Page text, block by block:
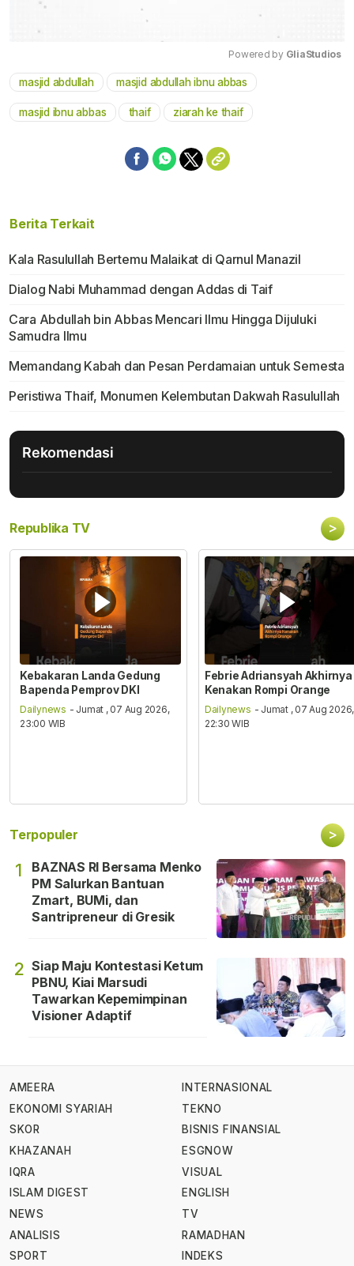
Powered by GliaStudios
masjid abdullah masjid abdullah ibnu abbas
masjid ibnu abbas thaif ziarah ke thaif
Berita Terkait
Kala Rasulullah Bertemu Malaikat di Qarnul Manazil
Dialog Nabi Muhammad dengan Addas di Taif
Cara Abdullah bin Abbas Mencari Ilmu Hingga Dijuluki
Samudra llmu
Memandang Kabah dan Pesan Perdamaian untuk Semesta
Peristiwa Thaif, Monumen Kelembutan Dakwah Rasulullah
Rekomendasi
Republika TV >
Kebakaran Landa Gedung
Bapenda Pemprov DKI
Dailynews - Jumat , 07 Aug 2026,
23:00 WIB
Febrie Adriansyah Akhirnya
Kenakan Rompi Orange
Dailynews - Jumat , 07 Aug 2026,
22:30 WIB
Terpopuler >
1
BAZNAS RI Bersama Menko
PM Salurkan Bantuan
Zmart, BUMi, dan
Santripreneur di Gresik
2 Siap Maju Kontestasi Ketum
PBNU, Kiai Marsudi
Tawarkan Kepemimpinan
Visioner Adaptif
AMEERA
EKONOMI SYARIAH
SKOR
KHAZANAH
IQRA
ISLAM DIGEST
NEWS
ANALISIS
SPORT
INTERNASIONAL
TEKNO
BISNIS FINANSIAL
ESGNOW
VISUAL
ENGLISH
TV
RAMADHAN
INDEKS